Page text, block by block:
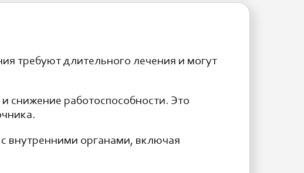
требуют длительного лечения и могут
снижение работоспособности. Это
внутренними органами, включая